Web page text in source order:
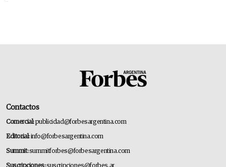
Contactos
Comercial:publicidad@forbesargentina.com
Editorial:info@forbesargentina.com
Summit:summitforbes@forbesargentina.com